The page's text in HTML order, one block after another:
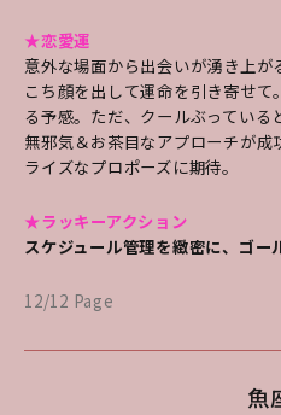
★恋愛運
意外な場面から出会いが湧き上が
こち顔を出して運命を引き寄せ
る予感。ただ、クールぶっている
無邪気＆お茶目なアプローチが成
ライズなプロポーズに期待。
★ラッキーアクション
スケジュール管理を緻密に、ゴー
12/12 Page
魚